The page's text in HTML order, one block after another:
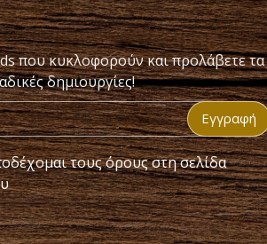
που κυκλοφορούν και προλάβετε τα
δημιουργίες!
Εγγραφή
τους όρους στη σελίδα